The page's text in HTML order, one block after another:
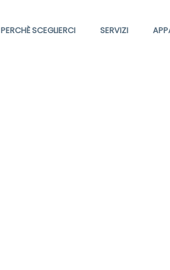
PERCHÈ SCEGLIERCI SERVIZI